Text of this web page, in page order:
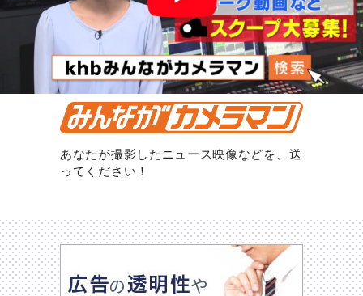
あなたが撮影したニュース映像などを、送
ってください！